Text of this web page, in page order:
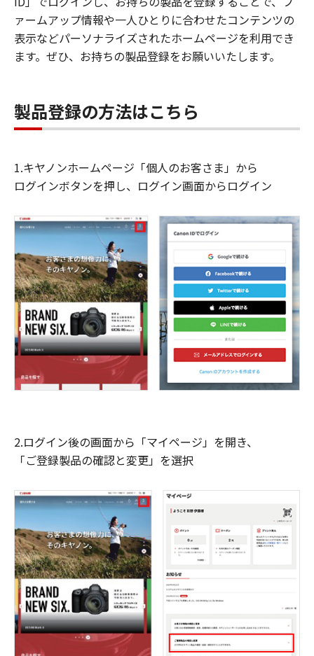
ァームアップ情報や一人ひとりに合わせたコンテンツの
表示などパーソナライズされたホームページを利用でき
ます。ぜひ、お持ちの製品登録をお願いいたします。
製品登録の方法はこちら
1.キヤノンホームページ「個人のお客さま」から
ログインボタンを押し、ログイン画面からログイン
2.ログイン後の画面から「マイページ」を開き、
「ご登録製品の確認と変更」を選択